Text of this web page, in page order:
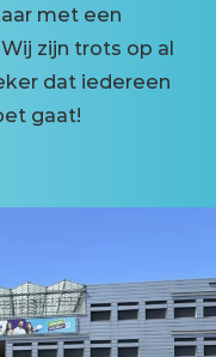
met een
zijn trots op al
dat iedereen
gaat!